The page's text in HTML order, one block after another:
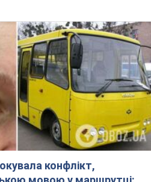
конфлікт,